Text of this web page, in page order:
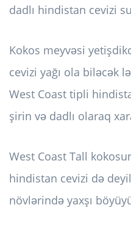
dadlı hindistan cevizi
Kokos meyvəsi
cevizi yağı ola biləcək
West Coast tipli
şirin və dadlı olaraq
West Coast Tall
hindistan cevizi də
növlərində yaxşı